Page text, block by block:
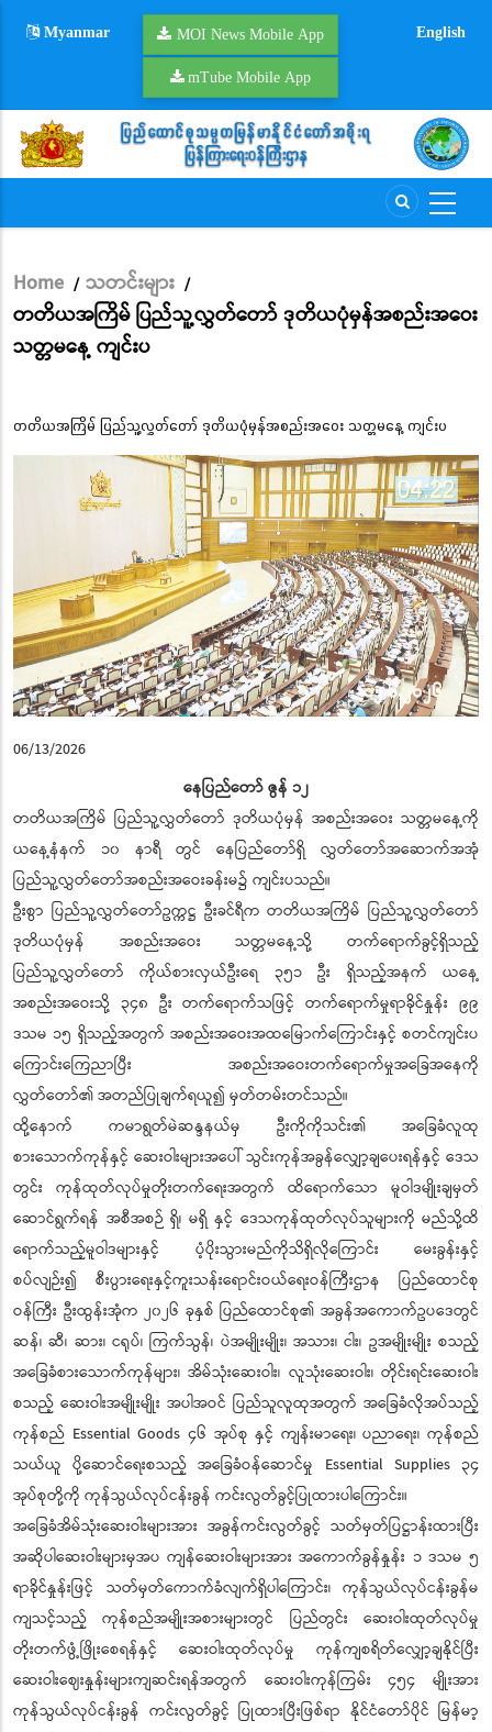
Myanmar MOI News Mobile App
mTube Mobile App
English
Breadcrumb
Home / သတင်းများ /
တတိယအကြိမ် ပြည်သူ့လွှတ်တော် ဒုတိယပုံမှန်အစည်းအဝေး
သတ္တမနေ့ ကျင်းပ
တတိယအကြိမ် ပြည်သူ့လွှတ်တော် ဒုတိယပုံမှန်အစည်းအဝေး သတ္တမနေ့ ကျင်းပ
06/13/2026
နေပြည်တော် ဇွန် ၁၂
တတိယအကြိမ် ပြည်သူ့လွှတ်တော် ဒုတိယပုံမှန် အစည်းအဝေး သတ္တမနေ့ကို
ယနေ့နံနက် ၁၀ နာရီ တွင် နေပြည်တော်ရှိ လွှတ်တော်အဆောက်အအုံ
ပြည်သူ့လွှတ်တော်အစည်းအဝေးခန်းမ၌ ကျင်းပသည်။
ဦးစွာ ပြည်သူ့လွှတ်တော်ဥက္ကဋ္ဌ ဦးခင်ရီက တတိယအကြိမ် ပြည်သူ့လွှတ်တော်
ဒုတိယပုံမှန် အစည်းအဝေး သတ္တမနေ့သို့ တက်ရောက်ခွင့်ရှိသည့်
ပြည်သူ့လွှတ်တော် ကိုယ်စားလှယ်ဦးရေ ၃၅၁ ဦး ရှိသည့်အနက် ယနေ့
အစည်းအဝေးသို့ ၃၄၈ ဦး တက်ရောက်သဖြင့် တက်ရောက်မှုရာခိုင်နှုန်း ၉၉
ဒသမ ၁၅ ရှိသည့်အတွက် အစည်းအဝေးအထမြောက်ကြောင်းနှင့် စတင်ကျင်းပ
ကြောင်းကြေညာပြီး အစည်းအဝေးတက်ရောက်မှုအခြေအနေကို
လွှတ်တော်၏ အတည်ပြုချက်ရယူ၍ မှတ်တမ်းတင်သည်။
ထို့နောက် ကမာရွတ်မဲဆန္ဒနယ်မှ ဦးကိုကိုသင်း၏ အခြေခံလူထု
စားသောက်ကုန်နှင့် ဆေးဝါးများအပေါ် သွင်းကုန်အခွန်လျှော့ချပေးရန်နှင့် ဒေသ
တွင်း ကုန်ထုတ်လုပ်မှုတိုးတက်ရေးအတွက် ထိရောက်သော မူဝါဒမျိုးချမှတ်
ဆောင်ရွက်ရန် အစီအစဉ် ရှိ၊ မရှိ နှင့် ဒေသကုန်ထုတ်လုပ်သူများကို မည်သို့ထိ
ရောက်သည့်မူဝါဒများနှင့် ပံ့ပိုးသွားမည်ကိုသိရှိလိုကြောင်း မေးခွန်းနှင့်
စပ်လျဉ်း၍ စီးပွားရေးနှင့်ကူးသန်းရောင်းဝယ်ရေးဝန်ကြီးဌာန ပြည်ထောင်စု
ဝန်ကြီး ဦးထွန်းအုံက ၂၀၂၆ ခုနှစ် ပြည်ထောင်စု၏ အခွန်အကောက်ဥပဒေတွင်
ဆန်၊ ဆီ၊ ဆား၊ ငရုပ်၊ ကြက်သွန်၊ ပဲအမျိုးမျိုး၊ အသား၊ ငါး၊ ဥအမျိုးမျိုး စသည့်
အခြေခံစားသောက်ကုန်များ၊ အိမ်သုံးဆေးဝါး၊ လူသုံးဆေးဝါး၊ တိုင်းရင်းဆေးဝါး
စသည့် ဆေးဝါးအမျိုးမျိုး အပါအဝင် ပြည်သူလူထုအတွက် အခြေခံလိုအပ်သည့်
ကုန်စည် Essential Goods ၄၆ အုပ်စု နှင့် ကျန်းမာရေး၊ ပညာရေး၊ ကုန်စည်
သယ်ယူ ပို့ဆောင်ရေးစသည့် အခြေခံဝန်ဆောင်မှု Essential Supplies ၃၄
အုပ်စုတို့ကို ကုန်သွယ်လုပ်ငန်းခွန် ကင်းလွတ်ခွင့်ပြုထားပါကြောင်း။
အခြေခံအိမ်သုံးဆေးဝါးများအား အခွန်ကင်းလွတ်ခွင့် သတ်မှတ်ပြဋ္ဌာန်းထားပြီး
အဆိုပါဆေးဝါးများမှအပ ကျန်ဆေးဝါးများအား အကောက်ခွန်နှုန်း ၁ ဒသမ ၅
ရာခိုင်နှုန်းဖြင့် သတ်မှတ်ကောက်ခံလျက်ရှိပါကြောင်း၊ ကုန်သွယ်လုပ်ငန်းခွန်မ
ကျသင့်သည့် ကုန်စည်အမျိုးအစားများတွင် ပြည်တွင်း ဆေးဝါးထုတ်လုပ်မှု
တိုးတက်ဖွံ့ဖြိုးစေရန်နှင့် ဆေးဝါးထုတ်လုပ်မှု ကုန်ကျစရိတ်လျှော့ချနိုင်ပြီး
ဆေးဝါးဈေးနှုန်းများကျဆင်းရန်အတွက် ဆေးဝါးကုန်ကြမ်း ၄၅၄ မျိုးအား
ကုန်သွယ်လုပ်ငန်းခွန် ကင်းလွတ်ခွင့် ပြုထားပြီးဖြစ်ရာ နိုင်ငံတော်ပိုင် မြန်မာ့